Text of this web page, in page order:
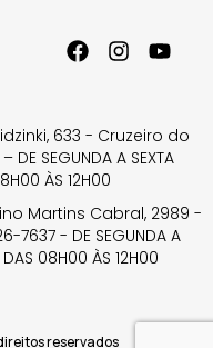
633 - Cruzeiro do
SEGUNDA A SEXTA
ÀS 12H00
Martins Cabral, 2989 -
- DE SEGUNDA A
DAS 08H00 ÀS 12H00
reservados